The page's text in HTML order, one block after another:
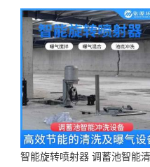
智能旋转喷射器 调蓄池智能